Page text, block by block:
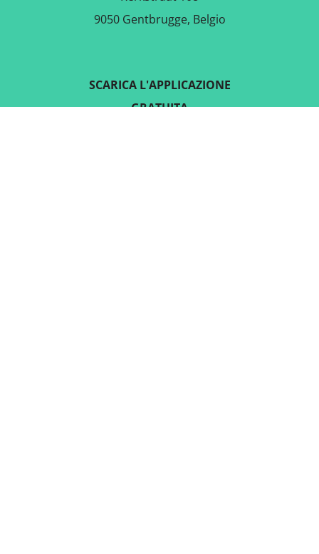
9050 Gentbrugge, Belgio
SCARICA L'APPLICAZIONE
GRATUITA